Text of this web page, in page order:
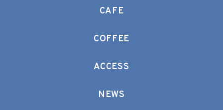
CAFE
COFFEE
ACCESS
NEWS